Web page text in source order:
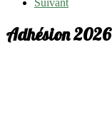
Adhésion 2026